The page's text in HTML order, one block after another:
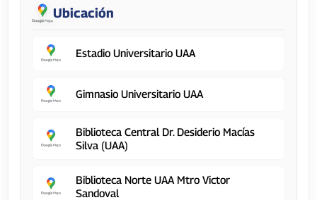
Ubicación
Estadio Universitario UAA
Gimnasio Universitario UAA
Biblioteca Central Dr. Desiderio Macías
Silva (UAA)
Biblioteca Norte UAA Mtro Victor
Sandoval